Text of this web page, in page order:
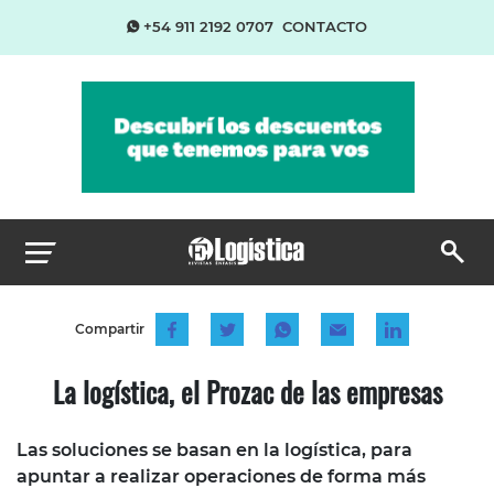
+54 911 2192 0707 CONTACTO
Compartir
La logística, el Prozac de las empresas
Las soluciones se basan en la logística, para
apuntar a realizar operaciones de forma más